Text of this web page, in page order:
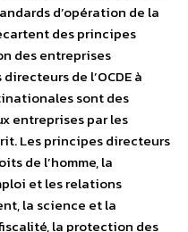
d’opération de la
des principes
des entreprises
de l’OCDE à
sont des
entreprises par les
Les principes directeurs
de l’homme, la
et les relations
la science et la
la protection des